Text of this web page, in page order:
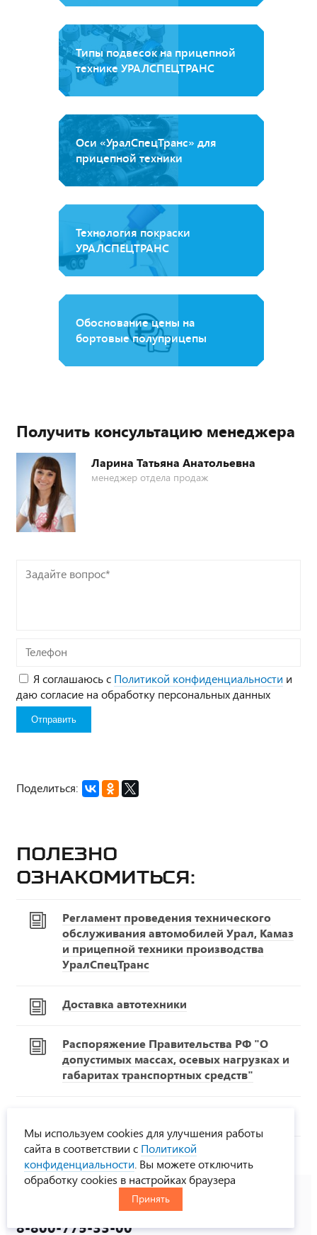
Типы подвесок на прицепной
технике УРАЛСПЕЦТРАНС
Оси «УралСпецТранс» для
прицепной техники
Технология покраски
УРАЛСПЕЦТРАНС
Обоснование цены на
бортовые полуприцепы
Получить консультацию менеджера
Ларина Татьяна Анатольевна
менеджер отдела продаж
Задайте
Телефон
Я соглашаюсь с Политикой конфиденциальности и
даю согласие на обработку персональных данных
Поделиться:
Полезно
ознакомиться:
Регламент проведения технического
обслуживания автомобилей Урал, Камаз
и прицепной техники производства
УралСпецТранс
Доставка автотехники
Распоряжение Правительства РФ "О
допустимых массах, осевых нагрузках и
габаритах транспортных средств"
8-800-775-33-00
Мы используем cookies для улучшения работы
сайта в соответствии с Политикой
конфиденциальности . Вы можете отключить
обработку cookies в настройках браузера
Принять